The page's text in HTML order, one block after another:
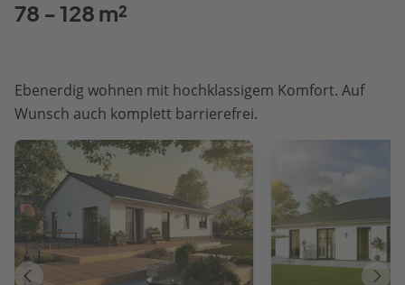
78 - 128 m²
Ebenerdig wohnen mit hochklassigem Komfort. Auf
Wunsch auch komplett barrierefrei.